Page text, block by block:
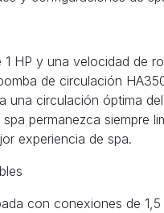
HP y una velocidad de
de circulación
una circulación óptima
permanezca siempre
experiencia de spa.
con conexiones de